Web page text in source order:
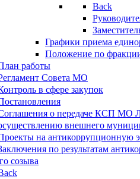
Back
Графики приема
Положение по
работы
Совета МО
в сфере закупок
о передаче КСП МО
внешнего
на антикоррупционную
по результатам
созыва